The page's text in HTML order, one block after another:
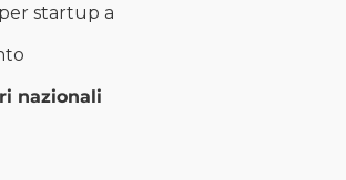
startup a
nazionali